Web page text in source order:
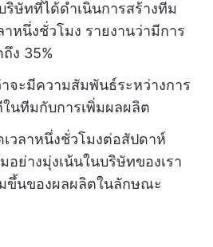
ริษัทที่ได้ดำเนินการสร้างทีม
าหนึ่งชั่วโมง รายงานว่ามีการ
ง 35%
จะมีความสัมพันธ์ระหว่างการ
นทีมกับการเพิ่มผลผลิต
เวลาหนึ่งชั่วโมงต่อสัปดาห์
อย่างมุ่งเน้นในบริษัทของเรา
ขึ้นของผลผลิตในลักษณะ